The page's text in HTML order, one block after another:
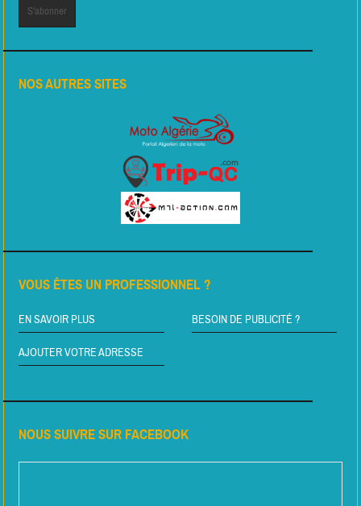
NOS AUTRES SITES
VOUS ÊTES UN PROFESSIONNEL ?
EN SAVOIR PLUS BESOIN DE PUBLICITÉ ?
AJOUTER VOTRE ADRESSE
NOUS SUIVRE SUR FACEBOOK